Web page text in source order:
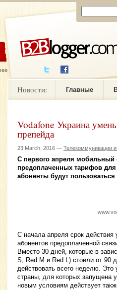
ЦЕНЫ ПОМОЩЬ
новостей
Новости: Главные
Vodafone Украина
препейда
23 March, 2016 — Телекоммуникации
С первого апреля мобильный
предоплаченных тарифов
абоненты будут
С начала апреля срок
абонентов предоплаченной
Вместо 30 дней, которые в
S, Red M и Red L) стоили от 90
действовать всего неделю. Это
страны, для которых запущена
новым условиям действует